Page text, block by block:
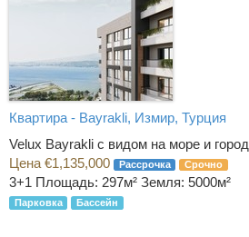
Квартира - Bayrakli, Измир, Турция
Velux Bayrakli с видом на море и город
Цена €1,135,000
Рассрочка Срочно
3+1 Площадь: 297м² Земля: 5000м²
Парковка Бассейн